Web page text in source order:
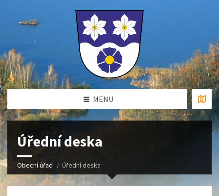
MENU
Úřední deska
Obecní úřad Úřední deska